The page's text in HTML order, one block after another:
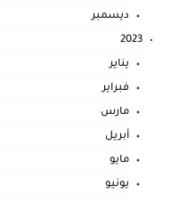
ديسمبر
2023
يناير
فبراير
مارس
أبريل
مايو
يونيو